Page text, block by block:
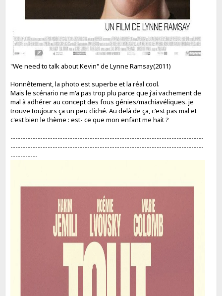
"We need to talk about Kevin" de Lynne Ramsay(2011)
Honnêtement, la photo est superbe et la réal cool.
Mais le scénario ne m'a pas trop plu parce que j'ai vachement de
mal à adhérer au concept des fous génies/machiavéliques. je
trouve toujours ça un peu cliché. Au delà de ça, c'est pas mal et
c'est bien le thème : est- ce que mon enfant me hait ?
------------------------------------------------------------------------------
------------------------------------------------------------------------------
-----------